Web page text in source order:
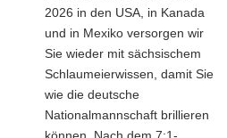
2026 in den USA, in Kanada
und in Mexiko versorgen wir
Sie wieder mit sächsischem
Schlaumeierwissen, damit Sie
wie die deutsche
Nationalmannschaft brillieren
können. Nach dem 7:1-